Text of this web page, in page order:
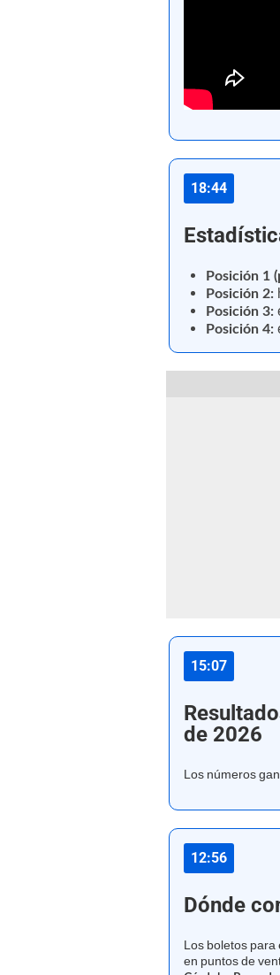
18:44
Posición 1
Posición 2:
Posición 3:
Posición 4:
15:07
de 2026
Los números
12:56
Dónde
Los boletos para
en puntos de